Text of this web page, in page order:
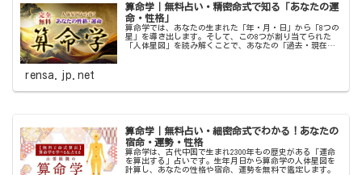
算命学｜無料占い・精密命式で知る「あなたの運
命・性格」
算命学では、あなたの生まれた「年・月・日」から「8つの
星」を導き出します。そして、この8つが割り当てられた
「人体星図」を読み解くことで、あなたの「過去・現在・
rensa.jp.net
算命学｜無料占い・細密命式でわかる！あなたの
宿命・運勢・性格
算命学は、古代中国で生まれ2300年もの歴史がある「運命
を算出する」占いです。生年月日から算命学の人体星図を
計算し、あなたの性格や宿命、運勢を無料で鑑定します。